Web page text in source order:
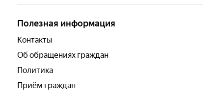
Полезная информация
Контакты
Об обращениях граждан
Политика
Приём граждан